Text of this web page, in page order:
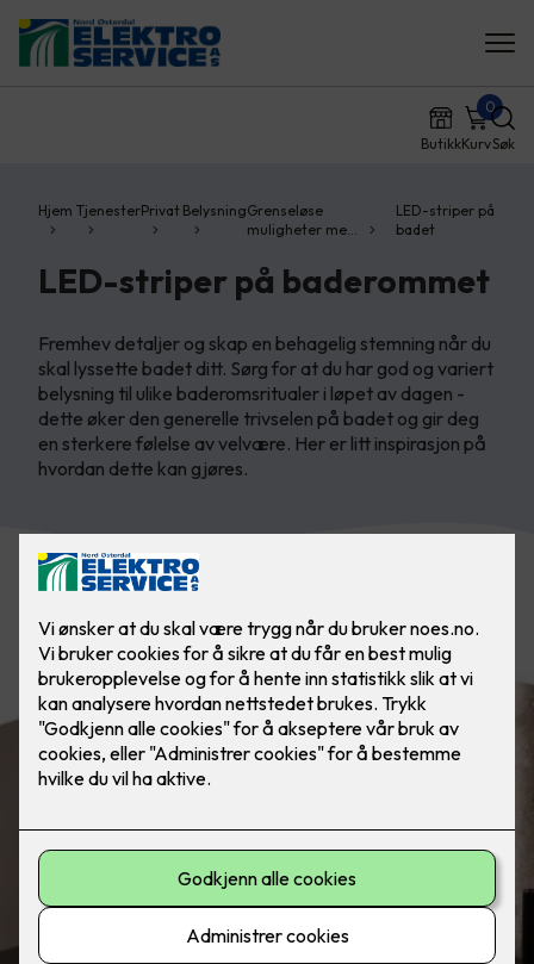
ButikkKurv
0
Søk
Hjem TjenesterPrivat BelysningGrenseløse
muligheter me…
LED-striper på
badet
LED-striper på baderommet
Fremhev detaljer og skap en behagelig stemning når du
skal lyssette badet ditt. Sørg for at du har god og variert
belysning til ulike baderomsritualer i løpet av dagen -
dette øker den generelle trivselen på badet og gir deg
en sterkere følelse av velvære. Her er litt inspirasjon på
hvordan dette kan gjøres.
Belysning på badet etter døgnets
tider